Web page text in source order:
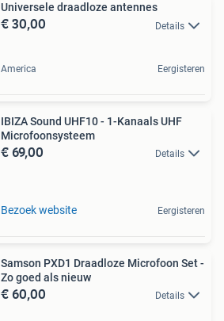
Universele draadloze antennes
€ 30,00 Details
America Eergisteren
IBIZA Sound UHF10 - 1-Kanaals UHF
Microfoonsysteem
€ 69,00 Details
Bezoek website Eergisteren
Samson PXD1 Draadloze Microfoon Set -
Zo goed als nieuw
€ 60,00 Details